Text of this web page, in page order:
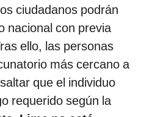
ciudadanos podrán
nacional con previa
ello, las personas
más cercano a
que el individuo
requerido según la